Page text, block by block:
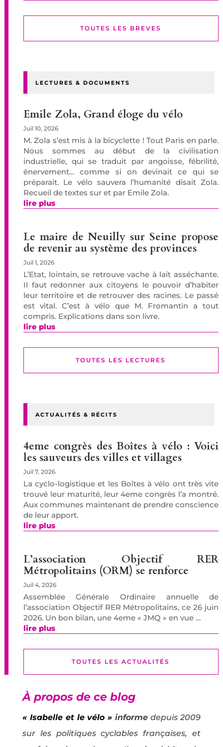
TOUTES LES BREVES
LECTURES & DOCUMENTS
Emile Zola, Grand éloge du vélo
Juil 10, 2026
M. Zola s’est mis à la bicyclette ! Tout Paris en parle.
Nous sommes au début de la civilisation
industrielle, qui se traduit par angoisse, fébrilité,
énervement… comme si on devinait ce qui se
préparait. Le vélo sauvera l’humanité disait Zola.
Recueil de textes sur et par Emile Zola.
lire plus
Le maire de Neuilly sur Seine propose
de revenir au système des provinces
Juil 1, 2026
L’Etat, lointain, se retrouve vache à lait asséchante.
Il faut redonner aux citoyens le pouvoir d’habiter
leur territoire et de retrouver des racines. Le passé
est vital. C’est à vélo que M. Fromantin a tout
compris. Explications dans son livre.
lire plus
TOUTES LES LECTURES
ACTUALITÉS & RÉCITS
4eme congrès des Boîtes à vélo : Voici
les sauveurs des villes et villages
Juil 7, 2026
La cyclo-logistique et les Boîtes à vélo ont très vite
trouvé leur maturité, leur 4eme congrès l’a montré.
Aux communes maintenant de prendre conscience
de leur apport.
lire plus
L’association Objectif RER
Métropolitains (ORM) se renforce
Juil 4, 2026
Assemblée Générale Ordinaire annuelle de
l’association Objectif RER Métropolitains, ce 26 juin
2026. Un bon bilan, une 4eme « JMQ » en vue …
lire plus
TOUTES LES ACTUALITÉS
À propos de ce blog
« Isabelle et le vélo » informe depuis 2009
sur les politiques cyclables françaises, et